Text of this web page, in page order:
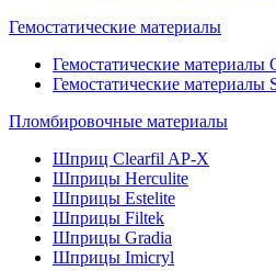
Гемостатические материалы
Гемостатические материалы
Гемостатические материалы
Пломбировочные материалы
Шприц Clearfil AP-X
Шприцы Herculite
Шприцы Estelite
Шприцы Filtek
Шприцы Gradia
Шприцы Imicryl